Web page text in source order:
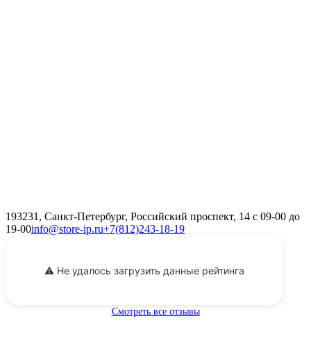
193231, Санкт-Петербург, Российский проспект, 14 с 09-00 до
19-00info@store-ip.ru+7(812)243-18-19
⚠️ Не удалось загрузить данные рейтинга
Смотреть все отзывы